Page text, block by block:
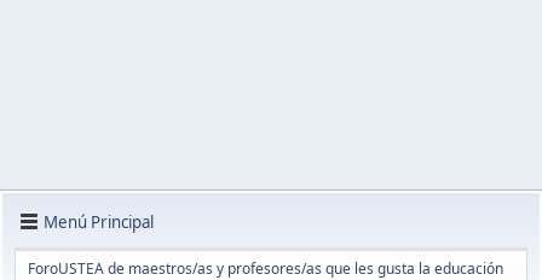
Menú Principal
ForoUSTEA de maestros/as y profesores/as que les gusta la educación